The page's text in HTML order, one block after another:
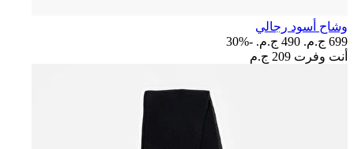
وشاح أسود رجالي
699 ج.م.‏
490 ج.م.‏
-30%
أنت وفرت 209 ج.م